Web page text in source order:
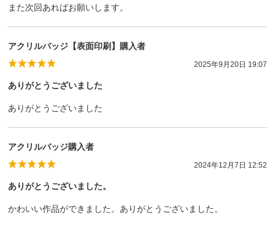
また次回あればお願いします。
アクリルバッジ【表面印刷】購入者
2025年9月20日 19:07
ありがとうございました
ありがとうございました
アクリルバッジ購入者
2024年12月7日 12:52
ありがとうございました。
かわいい作品ができました。ありがとうございました。